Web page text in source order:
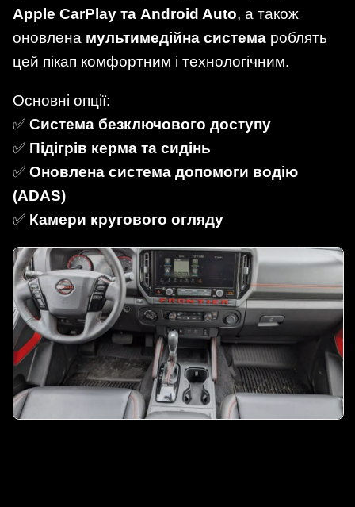
Apple CarPlay та Android Auto, а також
оновлена мультимедійна система роблять
цей пікап комфортним і технологічним.
Основні опції:
✅ Система безключового доступу
✅ Підігрів керма та сидінь
✅ Оновлена система допомоги водію
(ADAS)
✅ Камери кругового огляду